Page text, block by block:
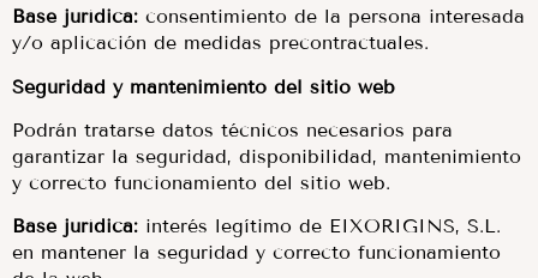
Base jurídica: consentimiento de la persona interesada
y/o aplicación de medidas precontractuales.
Seguridad y mantenimiento del sitio web
Podrán tratarse datos técnicos necesarios para
garantizar la seguridad, disponibilidad, mantenimiento
y correcto funcionamiento del sitio web.
Base jurídica: interés legítimo de EIXORIGINS, S.L.
en mantener la seguridad y correcto funcionamiento